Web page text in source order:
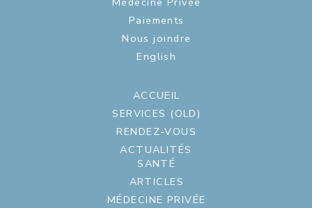
Paiements
Nous joindre
English
ACCUEIL
SERVICES (OLD)
RENDEZ-VOUS
ACTUALITÉS
SANTÉ
ARTICLES
MÉDECINE PRIVÉE